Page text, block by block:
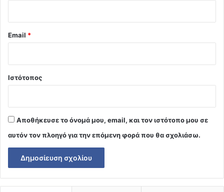
Email *
Ιστότοπος
Αποθήκευσε το όνομά μου, email, και τον ιστότοπο μου σε
αυτόν τον πλοηγό για την επόμενη φορά που θα σχολιάσω.